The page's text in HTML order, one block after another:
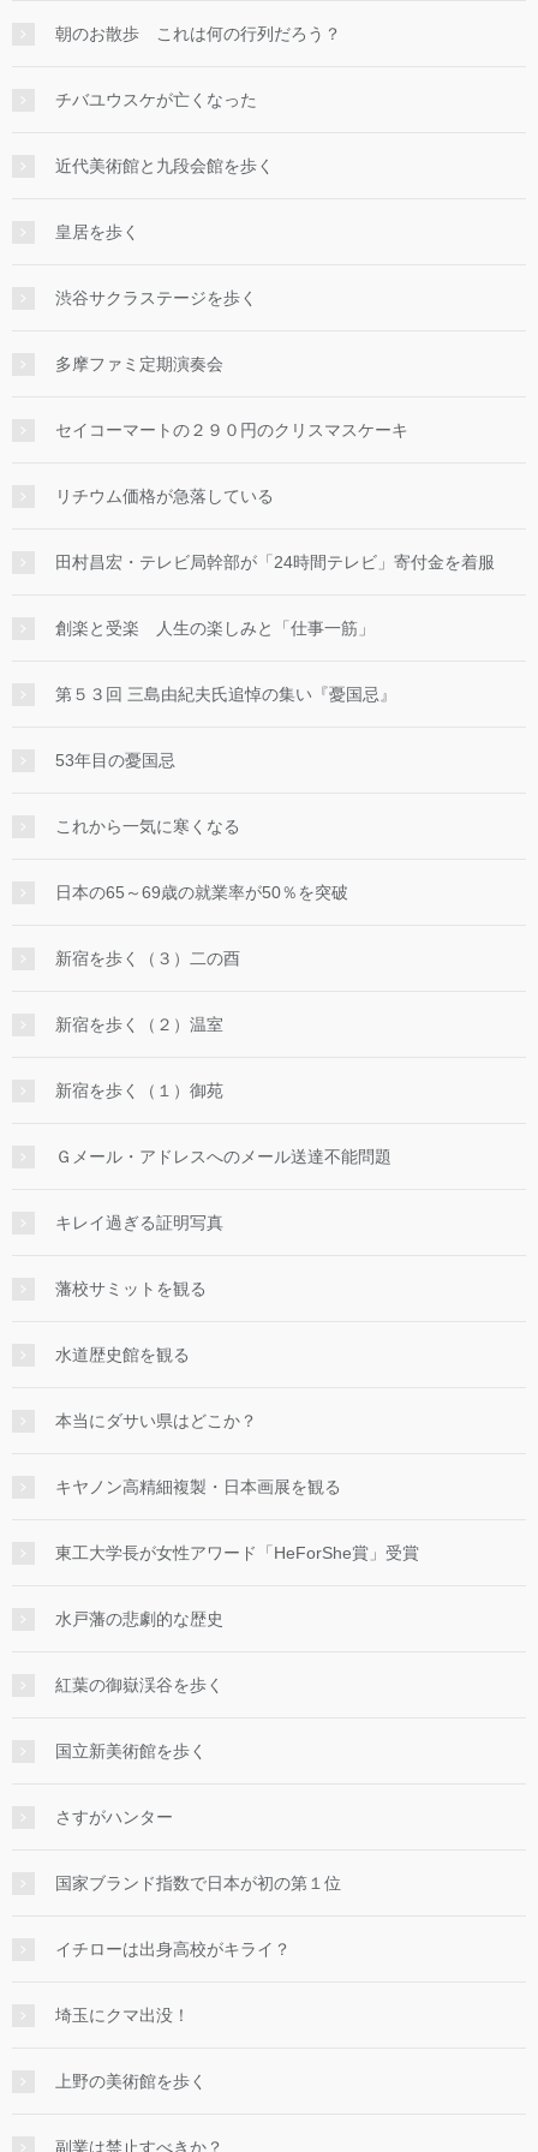
朝のお散歩 これは何の行列だろう？
チバユウスケが亡くなった
近代美術館と九段会館を歩く
皇居を歩く
渋谷サクラステージを歩く
多摩ファミ定期演奏会
セイコーマートの２９０円のクリスマスケーキ
リチウム価格が急落している
田村昌宏・テレビ局幹部が「24時間テレビ」寄付金を着服
創楽と受楽 人生の楽しみと「仕事一筋」
第５３回 三島由紀夫氏追悼の集い『憂国忌』
53年目の憂国忌
これから一気に寒くなる
日本の65～69歳の就業率が50％を突破
新宿を歩く（３）二の酉
新宿を歩く（２）温室
新宿を歩く（１）御苑
Ｇメール・アドレスへのメール送達不能問題
キレイ過ぎる証明写真
藩校サミットを観る
水道歴史館を観る
本当にダサい県はどこか？
キヤノン高精細複製・日本画展を観る
東工大学長が女性アワード「HeForShe賞」受賞
水戸藩の悲劇的な歴史
紅葉の御嶽渓谷を歩く
国立新美術館を歩く
さすがハンター
国家ブランド指数で日本が初の第１位
イチローは出身高校がキライ？
埼玉にクマ出没！
上野の美術館を歩く
副業は禁止すべきか？